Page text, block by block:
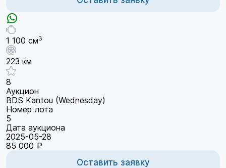
1 100 см3
223 км
8
Аукцион
BDS Kantou (Wednesday)
Номер лота
5
Дата аукциона
2025-05-28
85 000 ₽
Оставить заявку